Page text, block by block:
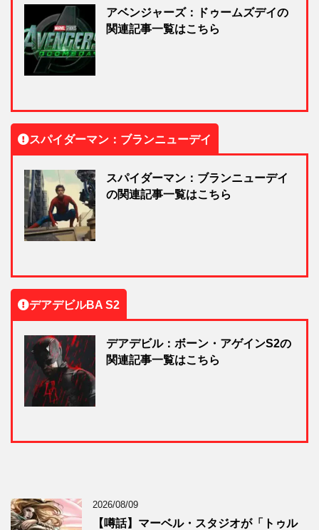
アベンジャーズ：ドゥームズデイの
関連記事一覧はこちら
スパイダーマン：ブランニューデイ
スパイダーマン：ブランニューデイ
の関連記事一覧はこちら
デアデビルBA S2
デアデビル：ボーン・アゲインS2の
関連記事一覧はこちら
2026/08/09
【噂話】マーベル・スタジオが「トゥル